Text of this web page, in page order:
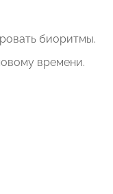
биоритмы.
времени.